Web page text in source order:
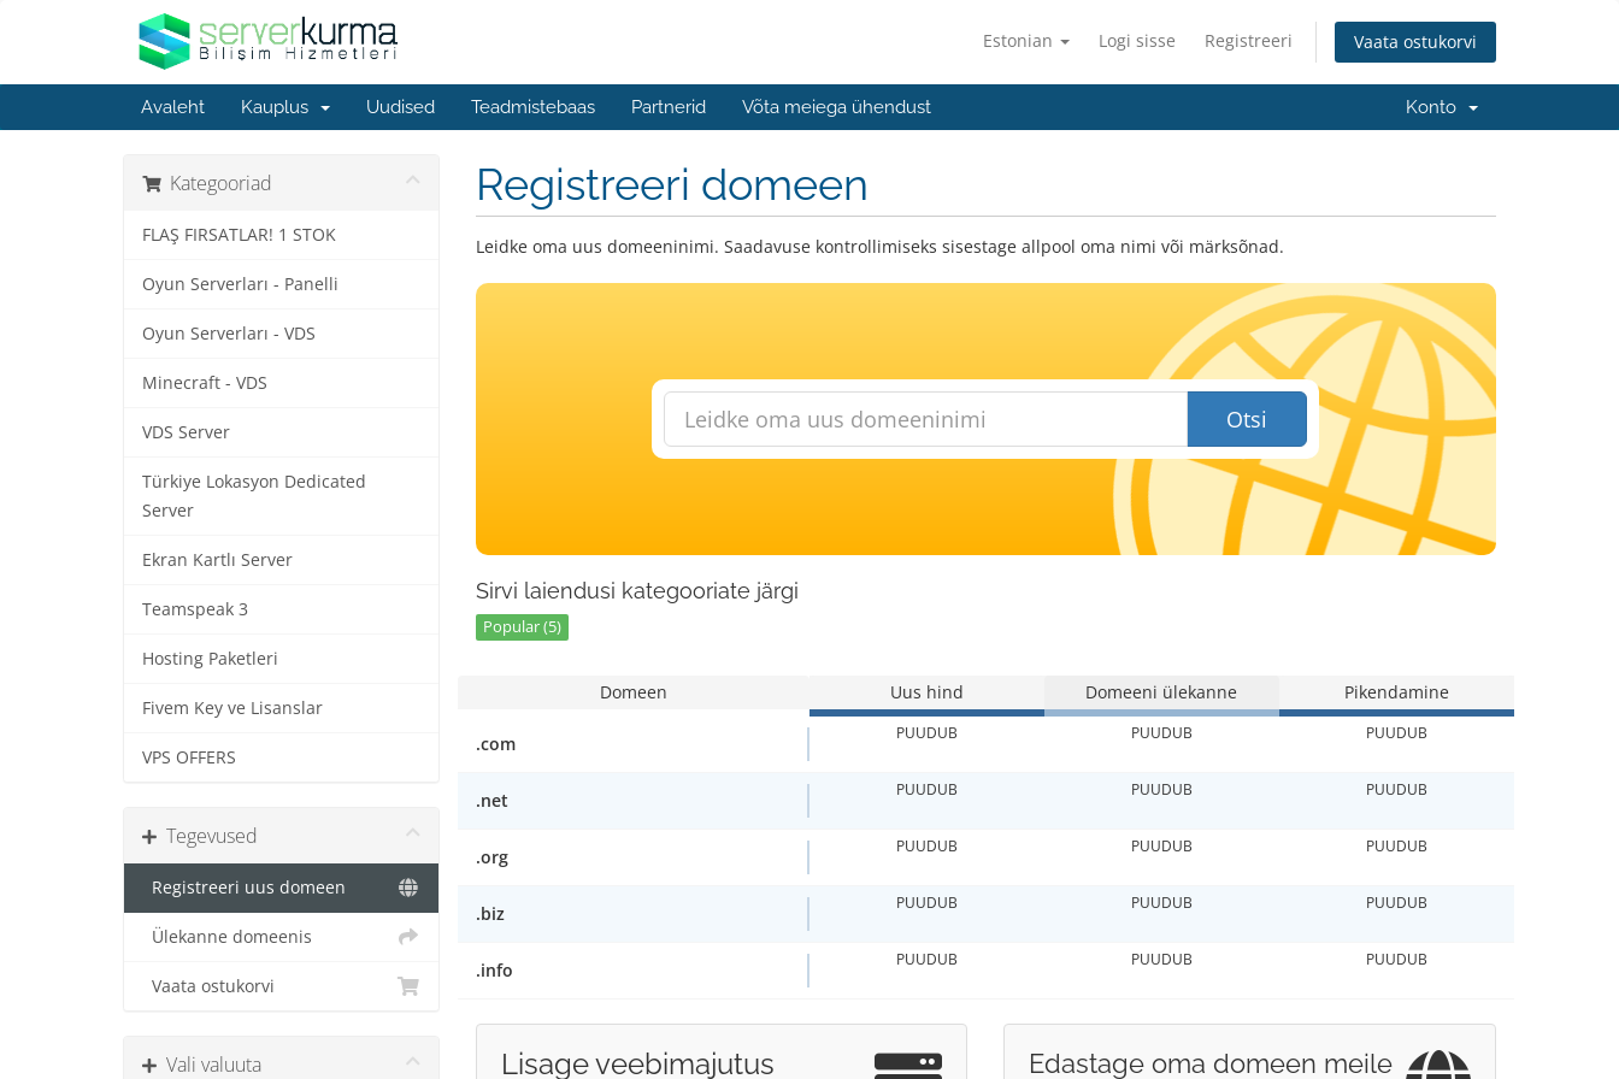
Estonian Logi sisse Registreeri Vaata ostukorvi
Avaleht Kauplus Uudised Teadmistebaas Partnerid Võta meiega ühendust Konto
Kategooriad
FLAŞ FIRSATLAR! 1 STOK
Oyun Serverları - Panelli
Oyun Serverları - VDS
Minecraft - VDS
VDS Server
Türkiye Lokasyon Dedicated
Server
Ekran Kartlı Server
Teamspeak 3
Hosting Paketleri
Fivem Key ve Lisanslar
VPS OFFERS
Tegevused
Registreeri uus domeen
Ülekanne domeenis
Vaata ostukorvi
Vali valuuta
Registreeri domeen
Leidke oma uus domeeninimi. Saadavuse kontrollimiseks sisestage allpool oma nimi või märksõnad.
Otsi
Sirvi laiendusi kategooriate järgi
Popular (5)
Domeen Uus hind Domeeni ülekanne Pikendamine
.com PUUDUB PUUDUB PUUDUB
.net PUUDUB PUUDUB PUUDUB
.org PUUDUB PUUDUB PUUDUB
.biz PUUDUB PUUDUB PUUDUB
.info PUUDUB PUUDUB PUUDUB
Lisage veebimajutus Edastage oma domeen meile